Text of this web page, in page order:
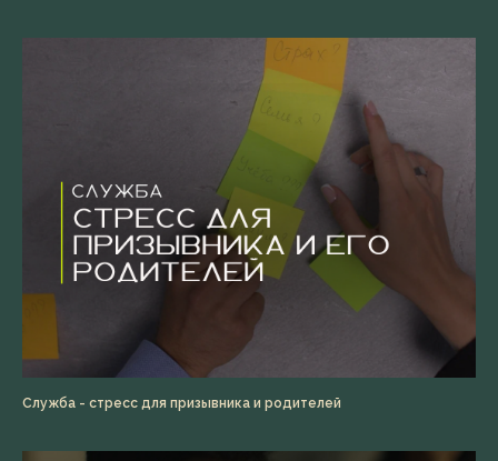
Служба - стресс для призывника и родителей